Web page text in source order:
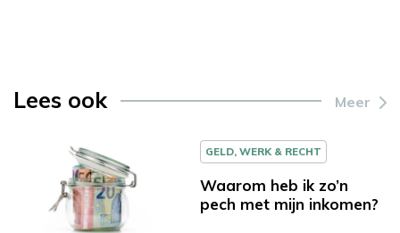
Lees ook Meer
GELD, WERK & RECHT
Waarom heb ik zo’n
pech met mijn inkomen?